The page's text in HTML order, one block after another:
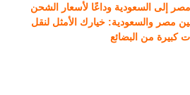
إلى السعودية وداعًا لأسعار الشحن
مصر والسعودية: خيارك الأمثل لنقل
كبيرة من البضائع